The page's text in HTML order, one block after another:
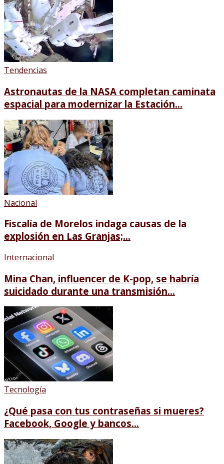
Tendencias
Astronautas de la NASA completan caminata
espacial para modernizar la Estación...
Nacional
Fiscalía de Morelos indaga causas de la
explosión en Las Granjas;...
Internacional
Mina Chan, influencer de K-pop, se habría
suicidado durante una transmisión...
Tecnología
¿Qué pasa con tus contraseñas si mueres?
Facebook, Google y bancos...